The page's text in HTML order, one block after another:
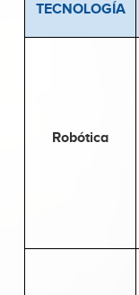
TECNOLOGÍA
Robótica